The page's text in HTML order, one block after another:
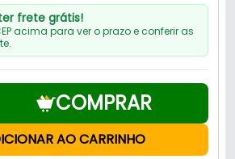
frete grátis!
acima para ver o prazo e conferir as
COMPRAR
AO CARRINHO